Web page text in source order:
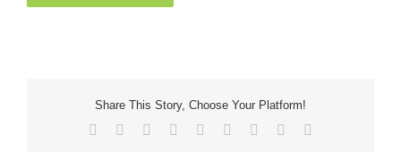
Share This Story, Choose Your Platform!
Facebook Reddit LinkedInWhatsApp
TumblrPinterest